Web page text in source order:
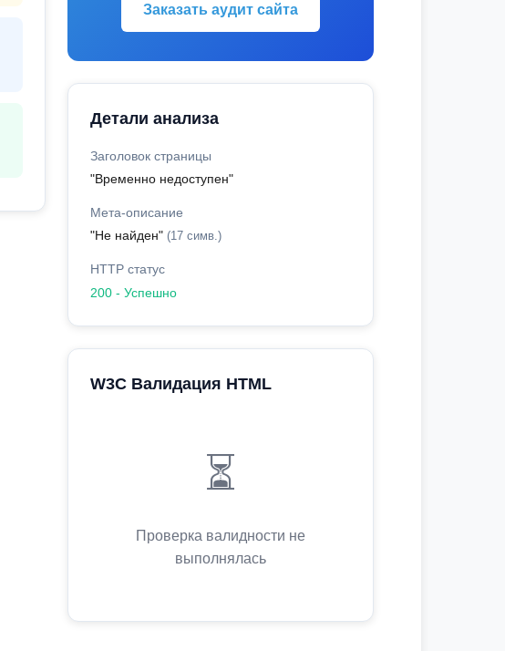
Заказать аудит сайта
Детали анализа
Заголовок страницы
"Временно недоступен"
Мета-описание
"Не найден" (17 симв.)
HTTP статус
200 - Успешно
W3C Валидация HTML
⏳
Проверка валидности не
выполнялась